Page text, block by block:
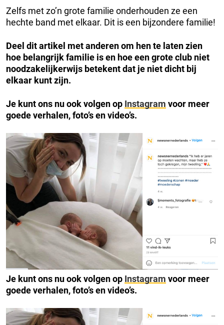
Zelfs met zo’n grote familie onderhouden ze een
hechte band met elkaar. Dit is een bijzondere familie!
Deel dit artikel met anderen om hen te laten zien
hoe belangrijk familie is en hoe een grote club niet
noodzakelijkerwijs betekent dat je niet dicht bij
elkaar kunt zijn.
Je kunt ons nu ook volgen op Instagram voor meer
goede verhalen, foto’s en video’s.
Je kunt ons nu ook volgen op Instagram voor meer
goede verhalen, foto’s en video’s.